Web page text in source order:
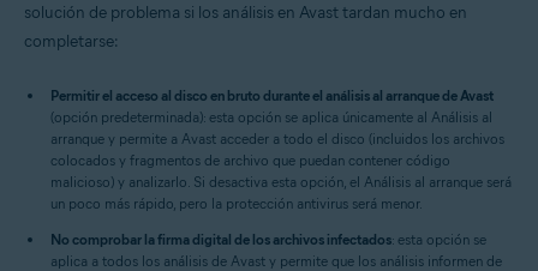
solución de problema si los análisis en Avast tardan mucho en
completarse:
Permitir el acceso al disco en bruto durante el análisis al arranque de Avast
(opción predeterminada): esta opción se aplica únicamente al Análisis al
arranque y permite a Avast acceder a todo el disco (incluidos los archivos
colocados y fragmentos de archivo que puedan contener código
malicioso) y analizarlo. Si desactiva esta opción, el Análisis al arranque será
un poco más rápido, pero la protección antivirus será menor.
No comprobar la firma digital de los archivos infectados: esta opción se
aplica a todos los análisis de Avast y permite que los análisis informen de